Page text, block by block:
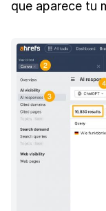
que aparece tu